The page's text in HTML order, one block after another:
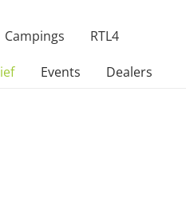
Campings RTL4
Events Dealers